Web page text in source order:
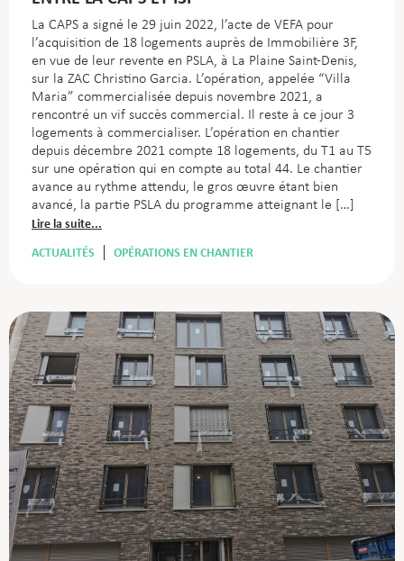
La CAPS a signé le 29 juin 2022, l’acte de VEFA pour
l’acquisition de 18 logements auprès de Immobilière 3F,
en vue de leur revente en PSLA, à La Plaine Saint-Denis,
sur la ZAC Christino Garcia. L’opération, appelée “Villa
Maria” commercialisée depuis novembre 2021, a
rencontré un vif succès commercial. Il reste à ce jour 3
logements à commercialiser. L’opération en chantier
depuis décembre 2021 compte 18 logements, du T1 au T5
sur une opération qui en compte au total 44. Le chantier
avance au rythme attendu, le gros œuvre étant bien
avancé, la partie PSLA du programme atteignant le […]
Lire la suite...
ACTUALITÉS
OPÉRATIONS EN CHANTIER